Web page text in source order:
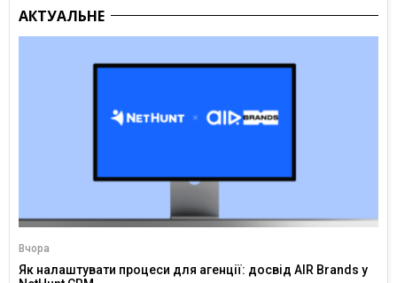
АКТУАЛЬНЕ
Вчора
Як налаштувати процеси для агенції: досвід AIR Brands у